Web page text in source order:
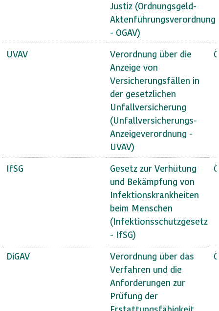
Justiz (Ordnungsgeld-
Aktenführungsverordnung
- OGAV)
UVAV
Verordnung über die
Anzeige von
Versicherungsfällen in
der gesetzlichen
Unfallversicherung
(Unfallversicherungs-
Anzeigeverordnung -
UVAV)
IfSG
Gesetz zur Verhütung
und Bekämpfung von
Infektionskrankheiten
beim Menschen
(Infektionsschutzgesetz
- IfSG)
DiGAV
Verordnung über das
Verfahren und die
Anforderungen zur
Prüfung der